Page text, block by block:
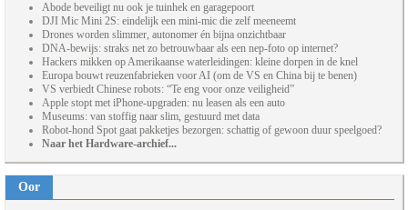
Abode beveiligt nu ook je tuinhek en garagepoort
DJI Mic Mini 2S: eindelijk een mini-mic die zelf meeneemt
Drones worden slimmer, autonomer én bijna onzichtbaar
DNA-bewijs: straks net zo betrouwbaar als een nep-foto op internet?
Hackers mikken op Amerikaanse waterleidingen: kleine dorpen in de knel
Europa bouwt reuzenfabrieken voor AI (om de VS en China bij te benen)
VS verbiedt Chinese robots: “Te eng voor onze veiligheid”
Apple stopt met iPhone-upgraden: nu leasen als een auto
Museums: van stoffig naar slim, gestuurd met data
Robot-hond Spot gaat pakketjes bezorgen: schattig of gewoon duur speelgoed?
Naar het Hardware-archief...
Oor